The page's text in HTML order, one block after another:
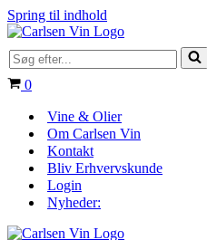
Spring til indhold
Søg
efter...
Indkøbskurv
0
Vine & Olier
Om Carlsen Vin
Kontakt
Bliv Erhvervskunde
Login
Nyheder: